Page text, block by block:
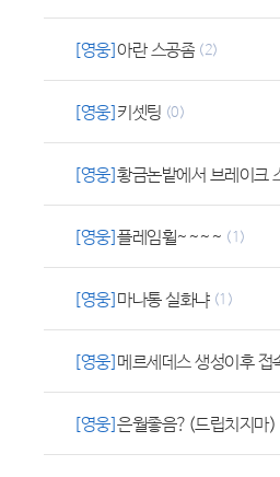
[영웅]아란 스공좀 (2)
[영웅] 키셋팅 (0)
[영웅]황금논밭에서 브레이크
[영웅]플레임휠~~~~ (1)
[영웅] 마나통 실화냐 (1)
[영웅] 메르세데스 생성이후 접
[영웅]은월좋음?(드립치지마)